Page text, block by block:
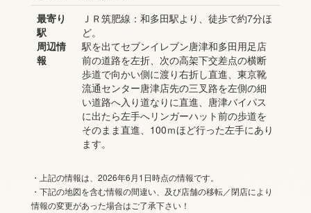
最寄り
駅
周辺情
報
ＪＲ筑肥線：和多田駅より、徒歩で約7分ほ
ど。
駅を出てセブンイレブン唐津和多田用足店
前の道路を左折、次の高架下交差点の横断
歩道で向かい側に渡り右折し直進、東京靴
流通センター唐津店先の三叉路を左側の細
い道路へ入り道なりに直進、唐津バイパス
に出たら左手へリンガーハット前の歩道を
そのまま直進、100ｍほど行った左手にあり
ます。
・上記の情報は、2026年6月1日時点の情報です。
・下記の地図を含む情報の間違い、及び店舗の移転／閉店により
情報の変更があった場合はご了承下さい！